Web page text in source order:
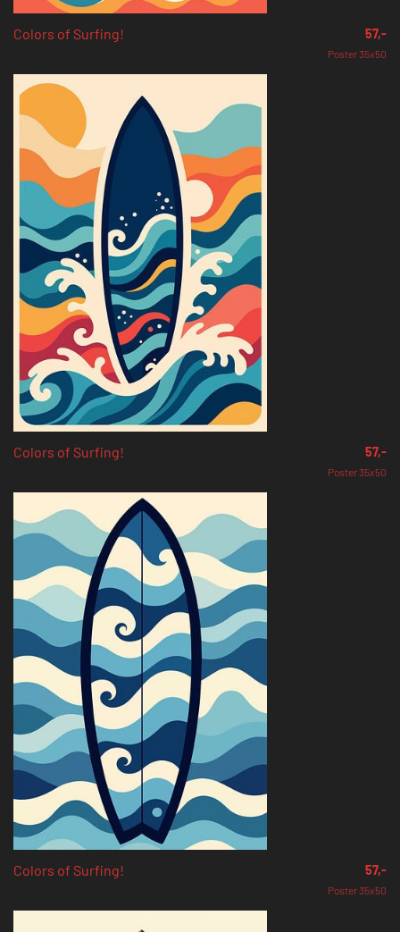
Colors of Surfing! 57,-
Poster 35x50
Colors of Surfing! 57,-
Poster 35x50
Colors of Surfing! 57,-
Poster 35x50